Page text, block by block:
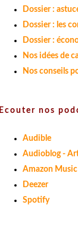
Dossier :
Dossier : les
Dossier :
Nos idées de
Nos conseils
Ecouter nos
Audible
Audioblog -
Amazon Music
Deezer
Spotify